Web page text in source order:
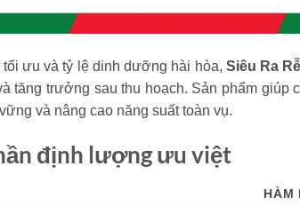
ưu và tỷ lệ dinh dưỡng hài hòa, Siêu Ra Rễ
tăng trưởng sau thu hoạch. Sản phẩm giúp
và nâng cao năng suất toàn vụ.
định lượng ưu việt
HÀM